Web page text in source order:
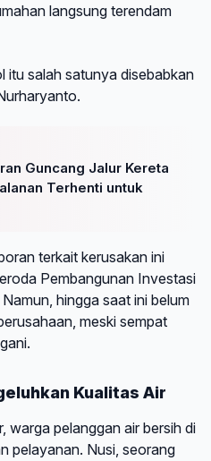
langsung terendam
itu salah satunya disebabkan
Guncang Jalur Kereta
Terhenti untuk
terkait kerusakan ini
Pembangunan Investasi
hingga saat ini belum
meski sempat
Kualitas Air
warga pelanggan air bersih di
pelayanan. Nusi, seorang